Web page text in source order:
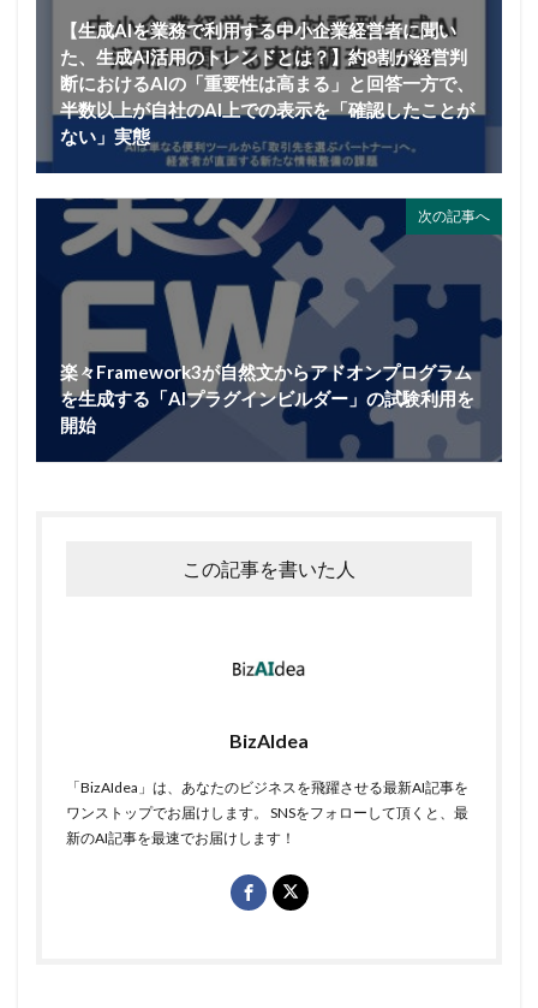
【生成AIを業務で利用する中小企業経営者に聞い
た、生成AI活用のトレンドとは？】約8割が経営判
断におけるAIの「重要性は高まる」と回答一方で、
半数以上が自社のAI上での表示を「確認したことが
ない」実態
次の記事へ
楽々Framework3が自然文からアドオンプログラム
を生成する「AIプラグインビルダー」の試験利用を
開始
この記事を書いた人
BizAIdea
「BizAIdea」は、あなたのビジネスを飛躍させる最新AI記事を
ワンストップでお届けします。 SNSをフォローして頂くと、最
新のAI記事を最速でお届けします！